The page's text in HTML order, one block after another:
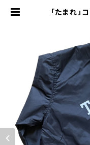
「たまれ」